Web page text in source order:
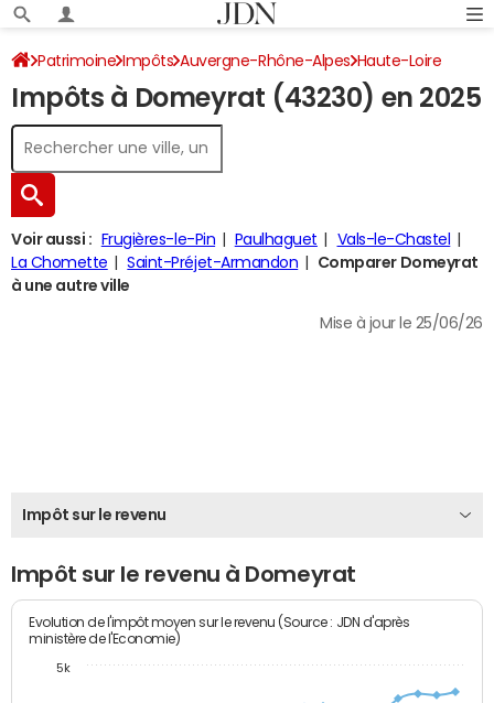
Patrimoine Impôts Auvergne-Rhône-Alpes Haute-Loire
Domeyrat Impôt sur le revenu
Impôts à Domeyrat (43230) en 2025
Voir aussi : Frugières-le-Pin Paulhaguet
Vals-le-Chastel
La Chomette
Saint-Préjet-Armandon
Comparer Domeyrat
à une autre ville
Mise à jour le 25/06/26
Impôt sur le revenu
Impôt sur le revenu à Domeyrat
Evolution de l'impôt moyen sur le revenu (Source : JDN d'après
ministère de l'Economie)
5k